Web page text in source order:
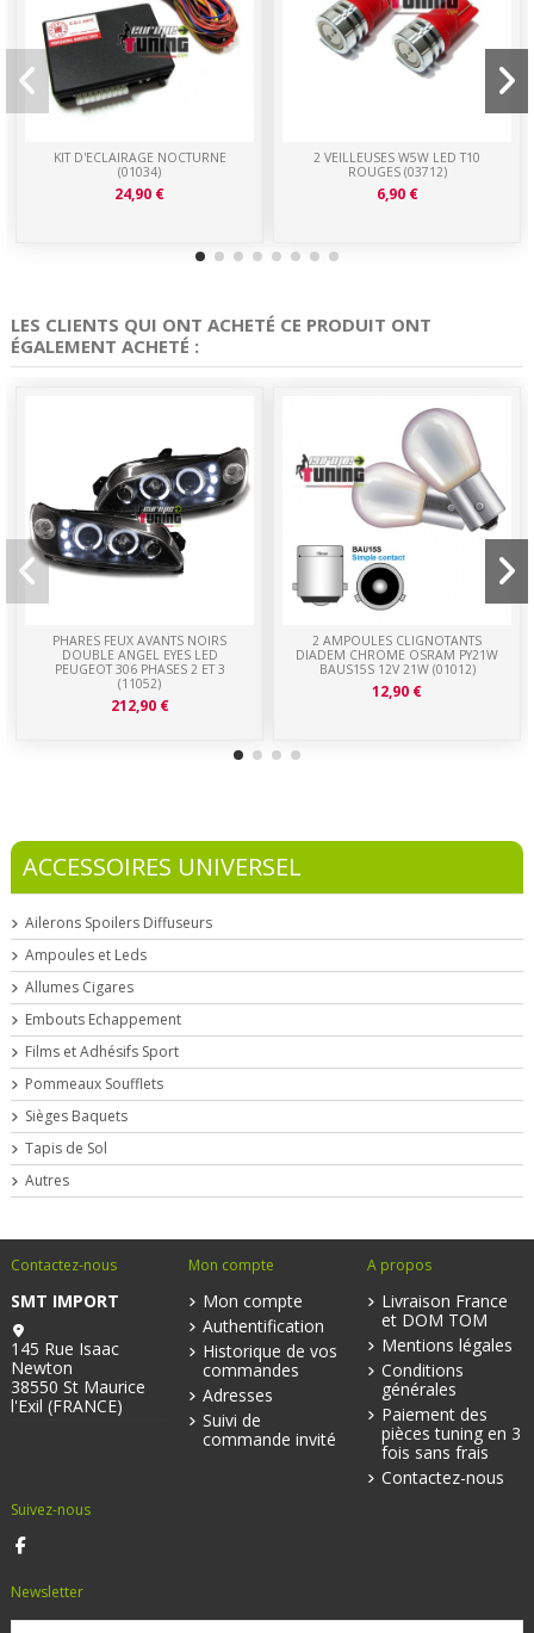
KIT D'ECLAIRAGE NOCTURNE
(01034)
24,90 €
2 VEILLEUSES W5W LED T10
ROUGES (03712)
6,90 €
LES CLIENTS QUI ONT ACHETÉ CE PRODUIT ONT
ÉGALEMENT ACHETÉ :
PHARES FEUX AVANTS NOIRS
DOUBLE ANGEL EYES LED
PEUGEOT 306 PHASES 2 ET 3
(11052)
212,90 €
2 AMPOULES CLIGNOTANTS
DIADEM CHROME OSRAM PY21W
BAUS15S 12V 21W (01012)
12,90 €
ACCESSOIRES UNIVERSEL
Ailerons Spoilers Diffuseurs
Ampoules et Leds
Allumes Cigares
Embouts Echappement
Films et Adhésifs Sport
Pommeaux Soufflets
Sièges Baquets
Tapis de Sol
Autres
Contactez-nous
SMT IMPORT
145 Rue Isaac
Newton
38550 St Maurice
l'Exil (FRANCE)
Mon compte
Mon compte
Authentification
Historique de vos
commandes
Adresses
Suivi de
commande invité
A propos
Livraison France
et DOM TOM
Mentions légales
Conditions
générales
Paiement des
pièces tuning en 3
fois sans frais
Contactez-nous
Suivez-nous
Newsletter